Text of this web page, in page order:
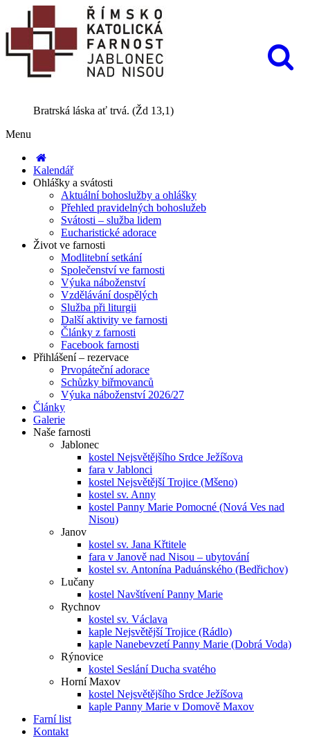
Bratrská láska ať trvá. (Žd 13,1)
Menu
Kalendář
Ohlášky a svátosti
Aktuální bohoslužby a ohlášky
Přehled pravidelných bohoslužeb
Svátosti – služba lidem
Eucharistické adorace
Život ve farnosti
Modlitební setkání
Společenství ve farnosti
Výuka náboženství
Vzdělávání dospělých
Služba při liturgii
Další aktivity ve farnosti
Články z farnosti
Facebook farnosti
Přihlášení – rezervace
Prvopáteční adorace
Schůzky biřmovanců
Výuka náboženství 2026/27
Články
Galerie
Naše farnosti
Jablonec
kostel Nejsvětějšího Srdce Ježíšova
fara v Jablonci
kostel Nejsvětější Trojice (Mšeno)
kostel sv. Anny
kostel Panny Marie Pomocné (Nová Ves nad
Nisou)
Janov
kostel sv. Jana Křtitele
fara v Janově nad Nisou – ubytování
kostel sv. Antonína Paduánského (Bedřichov)
Lučany
kostel Navštívení Panny Marie
Rychnov
kostel sv. Václava
kaple Nejsvětější Trojice (Rádlo)
kaple Nanebevzetí Panny Marie (Dobrá Voda)
Rýnovice
kostel Seslání Ducha svatého
Horní Maxov
kostel Nejsvětějšího Srdce Ježíšova
kaple Panny Marie v Domově Maxov
Farní list
Kontakt